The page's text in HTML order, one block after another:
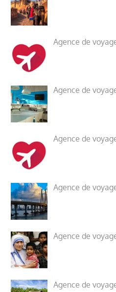
Agence de
Agence de
Agence de
Agence de
Agence de
Agence de